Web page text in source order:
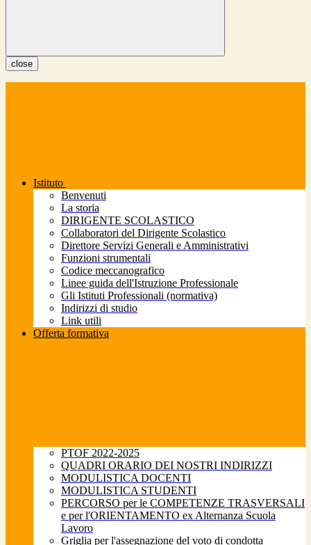
close
Istituto
Benvenuti
La storia
DIRIGENTE SCOLASTICO
Collaboratori del Dirigente Scolastico
Direttore Servizi Generali e Amministrativi
Funzioni strumentali
Codice meccanografico
Linee guida dell'Istruzione Professionale
Gli Istituti Professionali (normativa)
Indirizzi di studio
Link utili
Offerta formativa
PTOF 2022-2025
QUADRI ORARIO DEI NOSTRI INDIRIZZI
MODULISTICA DOCENTI
MODULISTICA STUDENTI
PERCORSO per le COMPETENZE TRASVERSALI
e per l'ORIENTAMENTO ex Alternanza Scuola
Lavoro
Griglia per l'assegnazione del voto di condotta